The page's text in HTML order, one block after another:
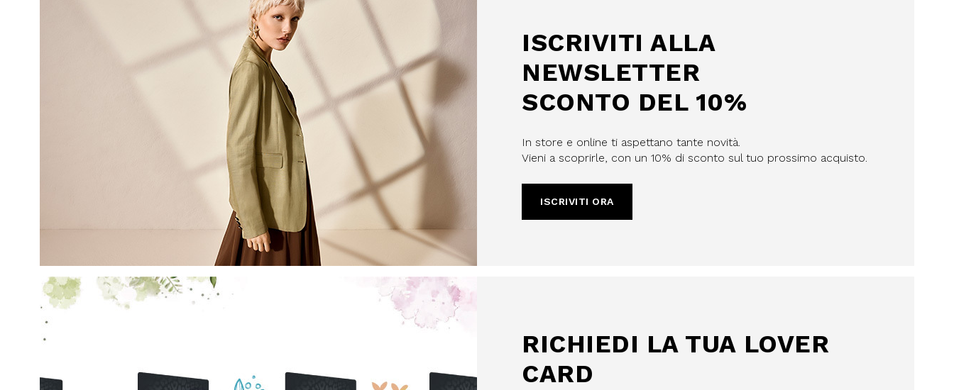
ISCRIVITI ALLA
NEWSLETTER
SCONTO DEL 10%
In store e online ti aspettano tante novità.
Vieni a scoprirle, con un 10% di sconto sul tuo prossimo acquisto.
ISCRIVITI ORA
RICHIEDI LA TUA LOVER
CARD